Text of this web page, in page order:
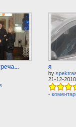
я
by
21-12-2010
-